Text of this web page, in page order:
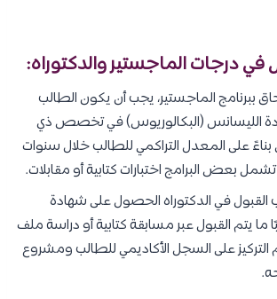
ببرنامج الماجستير، يجب أن يكون الطالب
الليسانس (البكالوريوس) في تخصص ذي
على المعدل التراكمي للطالب خلال سنوات
بعض البرامج اختبارات كتابية أو مقابلات.
القبول في الدكتوراه الحصول على شهادة
ما يتم القبول عبر مسابقة كتابية أو دراسة ملف
التركيز على السجل الأكاديمي للطالب ومشروع